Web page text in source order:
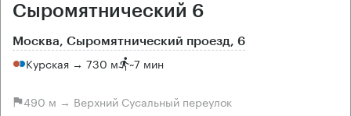
Сыромятнический 6
Москва, Сыромятнический проезд, 6
Курская → 730 м ~7 мин
490 м → Верхний Сусальный переулок